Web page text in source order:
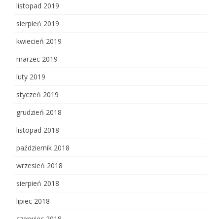
listopad 2019
sierpień 2019
kwiecień 2019
marzec 2019
luty 2019
styczeń 2019
grudzień 2018
listopad 2018
październik 2018
wrzesień 2018
sierpień 2018
lipiec 2018